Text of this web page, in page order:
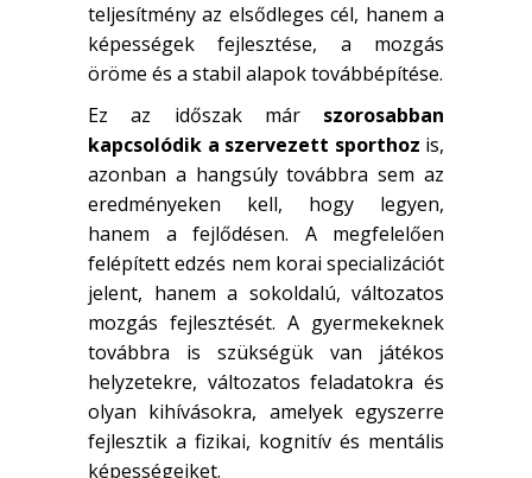
teljesítmény az elsődleges cél, hanem a
képességek fejlesztése, a mozgás
öröme és a stabil alapok továbbépítése.
Ez az időszak már szorosabban
kapcsolódik a szervezett sporthoz is,
azonban a hangsúly továbbra sem az
eredményeken kell, hogy legyen,
hanem a fejlődésen. A megfelelően
felépített edzés nem korai specializációt
jelent, hanem a sokoldalú, változatos
mozgás fejlesztését. A gyermekeknek
továbbra is szükségük van játékos
helyzetekre, változatos feladatokra és
olyan kihívásokra, amelyek egyszerre
fejlesztik a fizikai, kognitív és mentális
képességeiket.